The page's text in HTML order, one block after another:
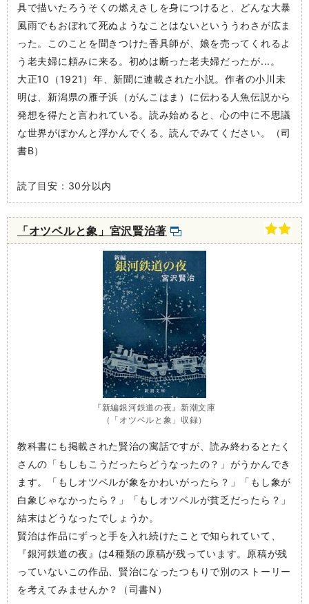
具で描いたろうそくの燃えさしを身につけると、どんな大暴
風雨でもおぼれて死ぬようなことはないといううわさが広ま
った。このことを聞きつけた香具師が、娘を売ってくれるよ
う老夫婦に頼みに来る。初めは断った老夫婦だったが...。
大正10（1921）年、新聞に連載された小説。作者の小川未
明は、新潟県の雁子浜（がんこはま）に伝わる人魚伝説から
発想を得たと言われている。読み始めると、心の中に不思議
な世界がぽかんと浮かんでくる。読んでみてください。（司
書B）
読了目安：30分以内
「オツベルと象」宮沢賢治著
『新編銀河鉄道の夜』新潮文庫
（「オツベルと象」収録）
教科書にも掲載された賢治の寓話ですが、読み終わるとたく
さんの「もしもこうだったらどうなったの？」がうかんでき
ます。「もしオツベルが象をかわいがったら？」「もし象が
白象じゃなかったら？」「もしオツベルが貧乏だったら？」
結末はどうなったでしょうか。
賢治は作品にずっと手を入れ続けたことで知られていて、
『銀河鉄道の夜』は4種類の原稿が残っています。原稿が残
っていないこの作品、賢治になったつもりで別のストーリー
を考えてみませんか？（司書N）